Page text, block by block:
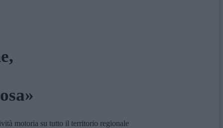
motoria su tutto il territorio regionale